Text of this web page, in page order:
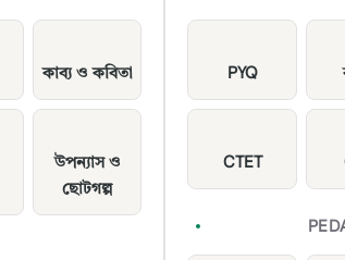
কাব্য ও কবিতা
উপন্যাস ও
ছোটগল্প
PYQ
CTET